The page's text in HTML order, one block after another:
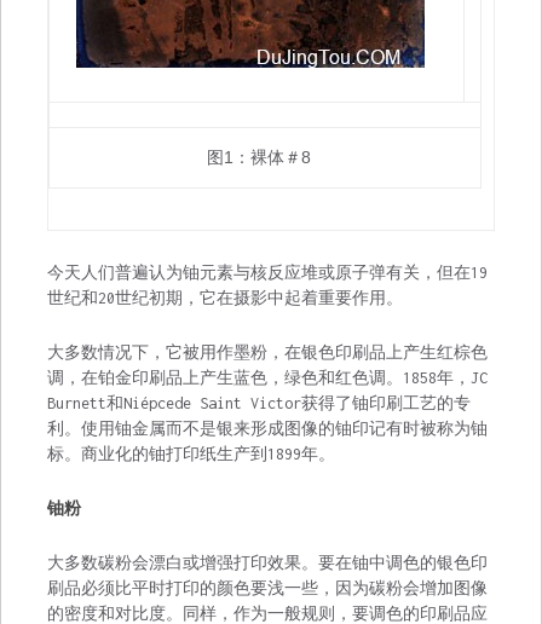
图1：裸体＃8
今天人们普遍认为铀元素与核反应堆或原子弹有关，但在19
世纪和20世纪初期，它在摄影中起着重要作用。
大多数情况下，它被用作墨粉，在银色印刷品上产生红棕色
调，在铂金印刷品上产生蓝色，绿色和红色调。1858年，JC
Burnett和Niépcede Saint Victor获得了铀印刷工艺的专
利。使用铀金属而不是银来形成图像的铀印记有时被称为铀
标。商业化的铀打印纸生产到1899年。
铀粉
大多数碳粉会漂白或增强打印效果。要在铀中调色的银色印
刷品必须比平时打印的颜色要浅一些，因为碳粉会增加图像
的密度和对比度。同样，作为一般规则，要调色的印刷品应